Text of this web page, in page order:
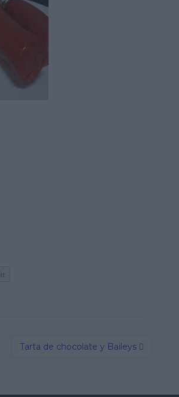
Tarta de chocolate y Baileys